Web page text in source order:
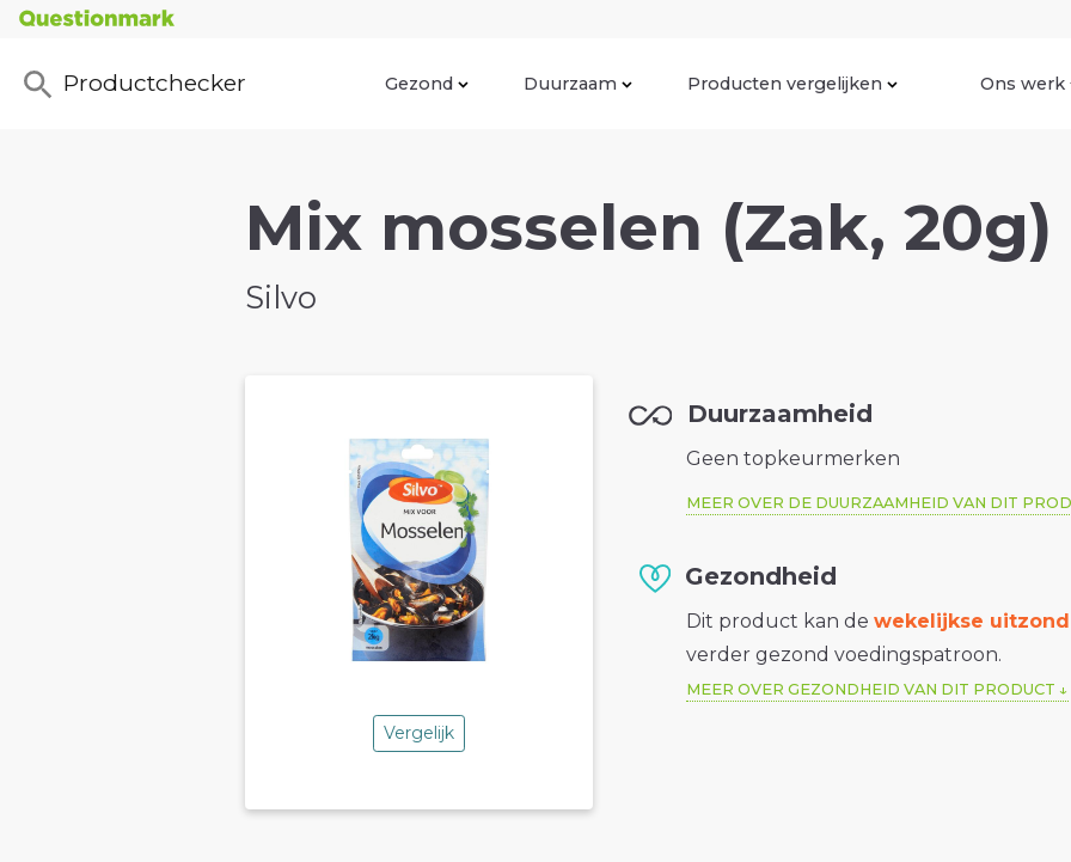
Productchecker Gezond Duurzaam Producten vergelijken Ons werk
Mix mosselen (Zak, 20g)
Silvo
Vergelijk
Duurzaamheid
Geen topkeurmerken
MEER OVER DE DUURZAAMHEID VAN DIT
Gezondheid
Dit product kan dewekelijkse
verder gezond voedingspatroon.
MEER OVER GEZONDHEID VAN DIT PRODUCT